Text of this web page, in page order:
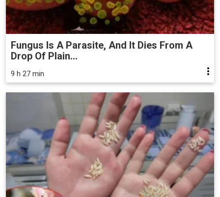
Fungus Is A Parasite, And It Dies From A
Drop Of Plain...
9 h 27 min